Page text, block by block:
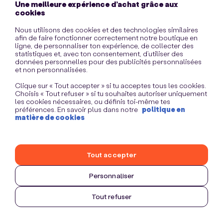
Une meilleure expérience d’achat grâce aux
cookies
Nous utilisons des cookies et des technologies similaires
afin de faire fonctionner correctement notre boutique en
ligne, de personnaliser ton expérience, de collecter des
statistiques et, avec ton consentement, d’utiliser des
données personnelles pour des publicités personnalisées
et non personnalisées.
Clique sur « Tout accepter » si tu acceptes tous les cookies.
Choisis « Tout refuser » si tu souhaites autoriser uniquement
les cookies nécessaires, ou définis toi-même tes
préférences. En savoir plus dans notre politique en
matière de cookies
Personnaliser
Tout refuser
Tout accepter